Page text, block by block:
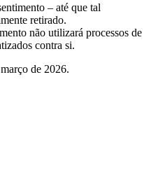
– até que tal
retirado.
não utilizará processos de
contra si.
de 2026.